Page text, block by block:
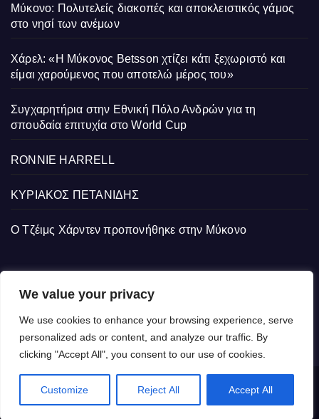
We value your privacy
We use cookies to enhance your browsing experience, serve
personalized ads or content, and analyze our traffic. By
clicking "Accept All", you consent to our use of cookies.
Customize Reject All Accept All
Μύκονο: Πολυτελείς διακοπές και αποκλειστικός γάμος
στο νησί των ανέμων
Χάρελ: «Η Μύκονος Betsson χτίζει κάτι ξεχωριστό και
είμαι χαρούμενος που αποτελώ μέρος του»
Συγχαρητήρια στην Εθνική Πόλο Ανδρών για τη
σπουδαία επιτυχία στο World Cup
RONNIE HARRELL
ΚΥΡΙΑΚΟΣ ΠΕΤΑΝΙΔΗΣ
Ο Τζέιμς Χάρντεν προπονήθηκε στην Μύκονο
Proudly powered by WordPress|Theme: Newsup byThemeansar